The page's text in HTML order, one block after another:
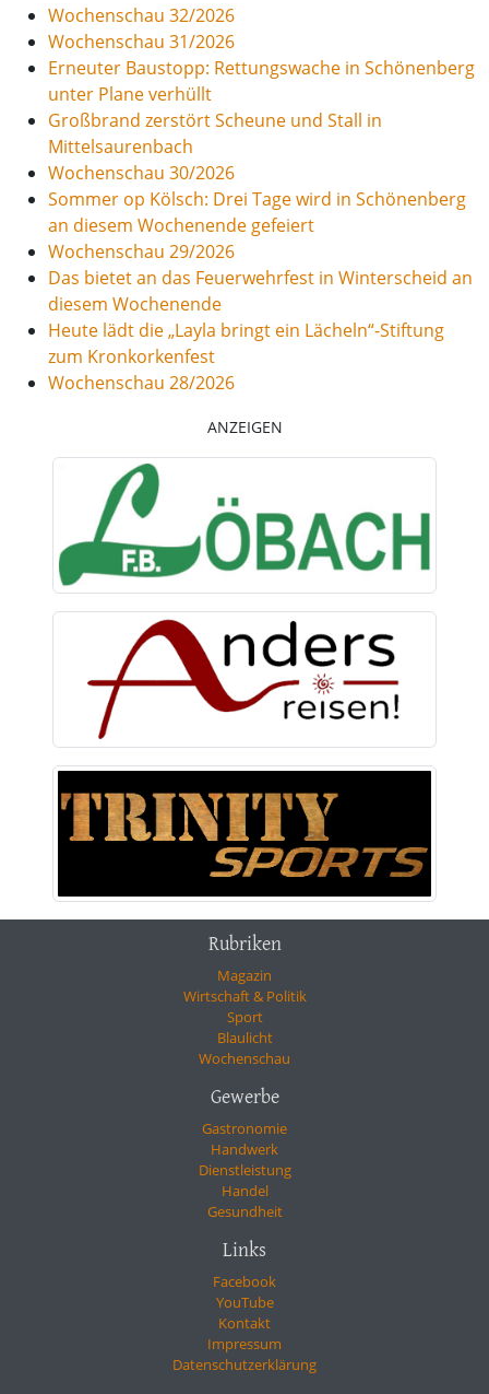
Wochenschau 32/2026
Wochenschau 31/2026
Erneuter Baustopp: Rettungswache in Schönenberg
unter Plane verhüllt
Großbrand zerstört Scheune und Stall in
Mittelsaurenbach
Wochenschau 30/2026
Sommer op Kölsch: Drei Tage wird in Schönenberg
an diesem Wochenende gefeiert
Wochenschau 29/2026
Das bietet an das Feuerwehrfest in Winterscheid an
diesem Wochenende
Heute lädt die „Layla bringt ein Lächeln“-Stiftung
zum Kronkorkenfest
Wochenschau 28/2026
ANZEIGEN
Rubriken
Magazin
Wirtschaft & Politik
Sport
Blaulicht
Wochenschau
Gewerbe
Gastronomie
Handwerk
Dienstleistung
Handel
Gesundheit
Links
Facebook
YouTube
Kontakt
Impressum
Datenschutzerklärung